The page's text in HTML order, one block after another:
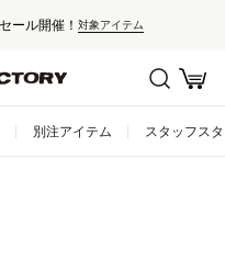
別注アイテム スタッフス